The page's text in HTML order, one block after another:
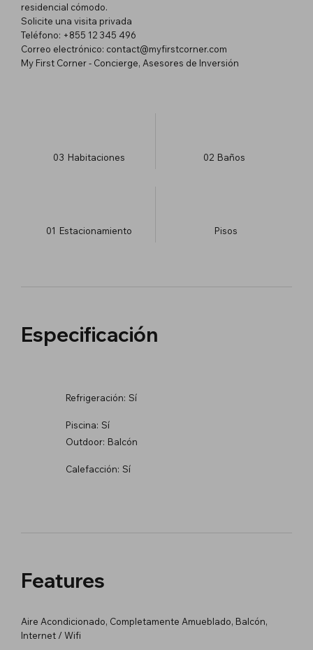
residencial cómodo.
Solicite una visita privada
Teléfono: +855 12 345 496
Correo electrónico: contact@myfirstcorner.com
My First Corner - Concierge, Asesores de Inversión
03 Habitaciones 02 Baños
01 Estacionamiento ​Pisos
Especificación
Refrigeración: Sí
Piscina: Sí
Outdoor: Balcón
Calefacción: Sí
Features
Aire Acondicionado, Completamente Amueblado, Balcón,
Internet / Wifi